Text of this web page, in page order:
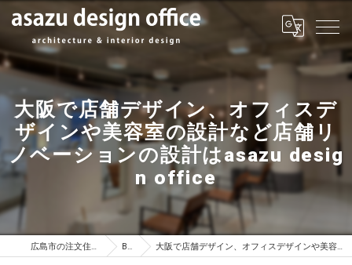
大阪で店舗デザイン、オフィスデ
ザインや美容室の設計など店舗リ
ノベーションの設計はasazu desig
n office
広島市の注文住宅はasazu design office BLOG 大阪で店舗デザイン、オフィスデザインや美容室の設計など店舗リノベーションの設計はasazu design office